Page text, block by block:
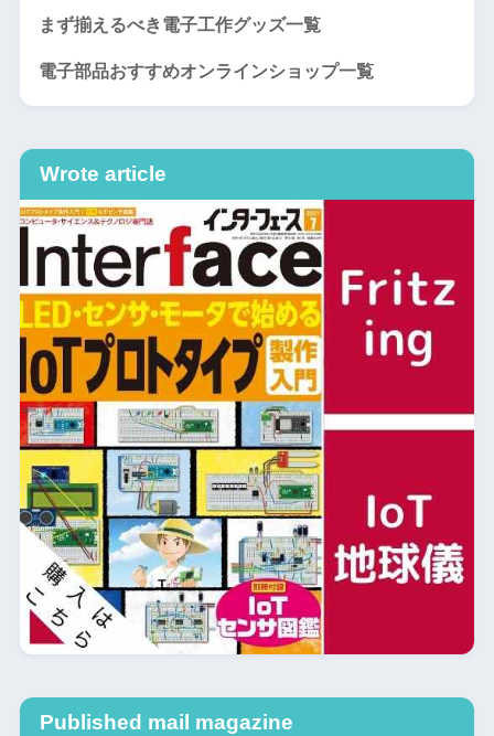
まず揃えるべき電子工作グッズ一覧
電子部品おすすめオンラインショップ一覧
Wrote article
Published mail magazine